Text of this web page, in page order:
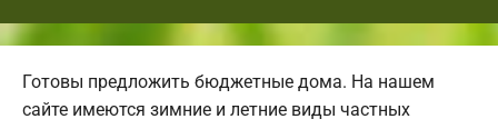
Готовы предложить бюджетные дома. На нашем
сайте имеются зимние и летние виды частных